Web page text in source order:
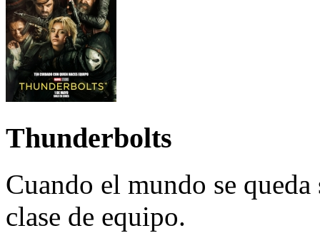
Thunderbolts
Cuando el mundo se
clase de equipo.